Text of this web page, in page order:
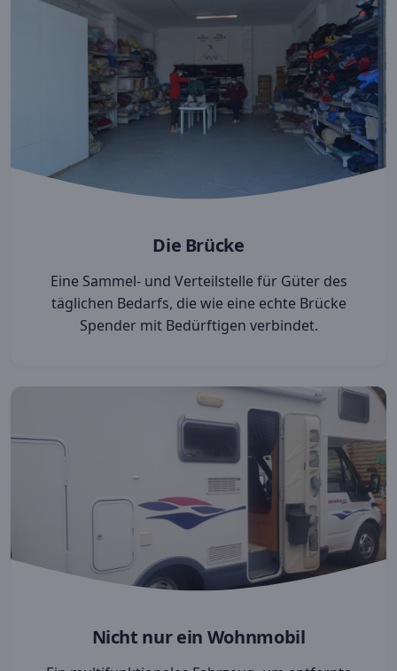
Die Brücke
Eine Sammel- und Verteilstelle für Güter des
täglichen Bedarfs, die wie eine echte Brücke
Spender mit Bedürftigen verbindet.
Nicht nur ein Wohnmobil